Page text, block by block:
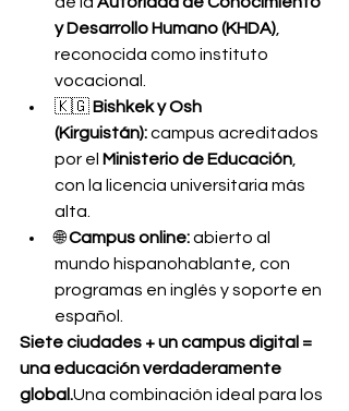
y Desarrollo Humano (KHDA)
reconocida como instituto
vocacional.
🇰🇬 Bishkek y Osh
(Kirguistán): campus acreditados
por el Ministerio de Educación
con la licencia universitaria más
alta.
🌐 Campus online: abierto al
mundo hispanohablante, con
programas en inglés y soporte en
español.
Siete ciudades + un campus digital =
una educación verdaderamente
global.Una combinación ideal para los